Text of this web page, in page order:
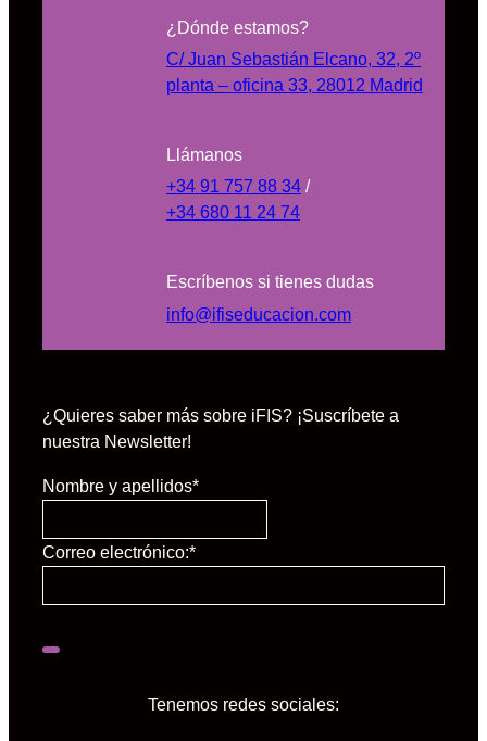
¿Dónde estamos?
C/ Juan Sebastián Elcano, 32, 2º
planta – oficina 33, 28012 Madrid
Llámanos
+34 91 757 88 34/
+34 680 11 24 74
Escríbenos si tienes dudas
info@ifiseducacion.com
¿Quieres saber más sobre iFIS? ¡Suscríbete a
nuestra Newsletter!
Nombre y apellidos*
Correo electrónico:*
Tenemos redes sociales: